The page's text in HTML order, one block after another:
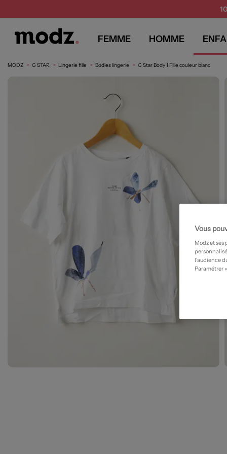
FEMME HOMME
MODZ G STAR Lingerie fille Bodies lingerie G Star Body 1 Fille couleur blanc
Vous
Modz et
l’audience
Paramétrer ».